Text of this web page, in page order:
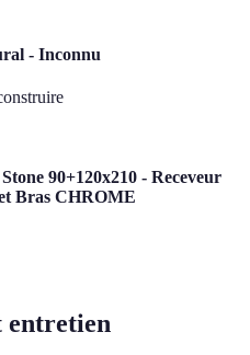
- Inconnu
90+120x210 - Receveur
Bras CHROME
entretien